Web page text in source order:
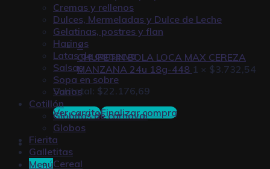
×
CHUPETIN BOLA LOCA MAX CEREZA
MANZANA 24u 18g-448 1 × $3.732,54
Subtotal: $22.176,69
Ver carritoFinalizar compra
Menú
Cremas y rellenos
Dulces, Mermeladas y Dulce de Leche
Gelatinas, postres y flan
Harinas
Latas de conserva
Salsas
Sopa en sobre
Varios
Cotillón
Globitos de carnaval
Globos
Fierita
Galletitas
Cereal